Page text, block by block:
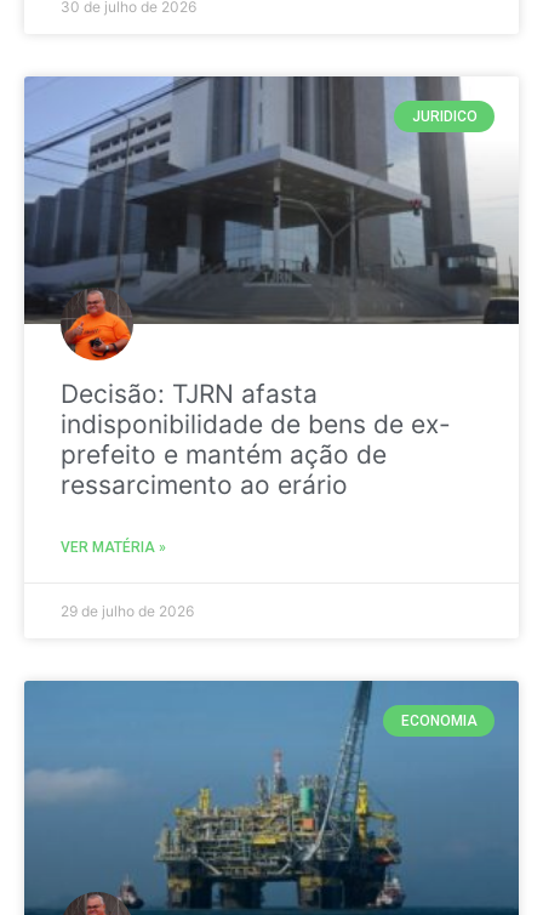
30 de julho de 2026
JURIDICO
Decisão: TJRN afasta
indisponibilidade de bens de ex-
prefeito e mantém ação de
ressarcimento ao erário
VER MATÉRIA »
29 de julho de 2026
ECONOMIA